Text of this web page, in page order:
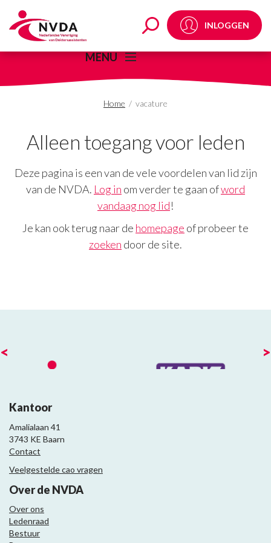
vacature Archives -INLOGGEN
MENU
Home / vacature
Alleen toegang voor leden
Deze pagina is een van de vele voordelen van lid zijn
van de NVDA. Log in om verder te gaan ofword
vandaag nog lid!
Je kan ook terug naar de homepage of probeer te
zoeken door de site.
< >
Kantoor
Amalialaan 41
3743 KE Baarn
Contact
Veelgestelde cao vragen
Over de NVDA
Over ons
Ledenraad
Bestuur